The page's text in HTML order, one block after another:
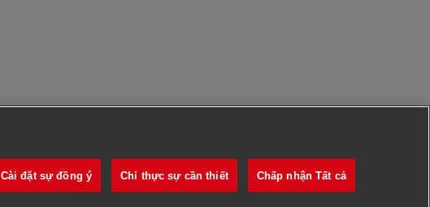
Cài đặt sự đồng ý Chỉ thực sự cần thiết Chấp nhận Tất cả